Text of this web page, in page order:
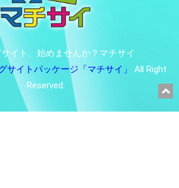
イト、始めませんか？マチサイ
サイトパッケージ「マチサイ」
All Right
Reserved.